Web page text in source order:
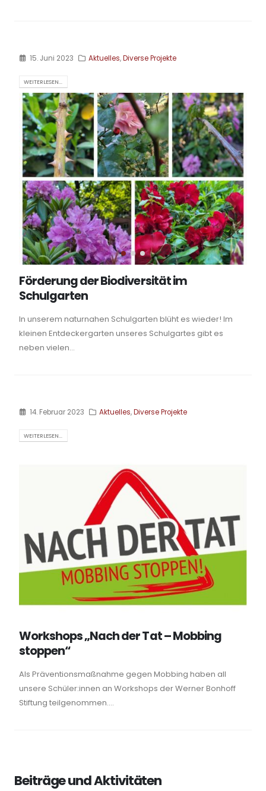
15. Juni 2023 Aktuelles,Diverse Projekte
WEITERLESEN...
Förderung der Biodiversität im
Schulgarten
In unserem naturnahen Schulgarten blüht es wieder! Im
kleinen Entdeckergarten unseres Schulgartes gibt es
neben vielen...
14. Februar 2023 Aktuelles,Diverse Projekte
WEITERLESEN...
Workshops „Nach der Tat – Mobbing
stoppen“
Als Präventionsmaßnahme gegen Mobbing haben all
unsere Schüler:innen an Workshops der Werner Bonhoff
Stiftung teilgenommen....
Beiträge und Aktivitäten